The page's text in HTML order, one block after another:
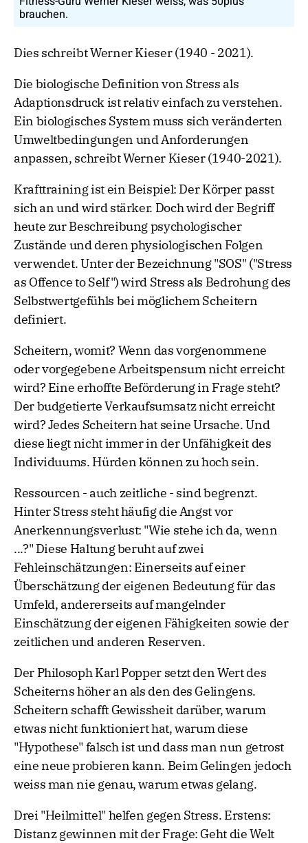
brauchen.
Dies schreibt Werner Kieser (1940 - 2021).
Die biologische Definition von Stress als
Adaptionsdruck ist relativ einfach zu verstehen.
Ein biologisches System muss sich veränderten
Umweltbedingungen und Anforderungen
anpassen, schreibt Werner Kieser (1940-2021).
Krafttraining ist ein Beispiel: Der Körper passt
sich an und wird stärker. Doch wird der Begriff
heute zur Beschreibung psychologischer
Zustände und deren physiologischen Folgen
verwendet. Unter der Bezeichnung "SOS" ("Stress
as Offence to Self") wird Stress als Bedrohung des
Selbstwertgefühls bei möglichem Scheitern
definiert.
Scheitern, womit? Wenn das vorgenommene
oder vorgegebene Arbeitspensum nicht erreicht
wird? Eine erhoffte Beförderung in Frage steht?
Der budgetierte Verkaufsumsatz nicht erreicht
wird? Jedes Scheitern hat seine Ursache. Und
diese liegt nicht immer in der Unfähigkeit des
Individuums. Hürden können zu hoch sein.
Ressourcen - auch zeitliche - sind begrenzt.
Hinter Stress steht häufig die Angst vor
Anerkennungsverlust: "Wie stehe ich da, wenn
...?" Diese Haltung beruht auf zwei
Fehleinschätzungen: Einerseits auf einer
Überschätzung der eigenen Bedeutung für das
Umfeld, andererseits auf mangelnder
Einschätzung der eigenen Fähigkeiten sowie der
zeitlichen und anderen Reserven.
Der Philosoph Karl Popper setzt den Wert des
Scheiterns höher an als den des Gelingens.
Scheitern schafft Gewissheit darüber, warum
etwas nicht funktioniert hat, warum diese
"Hypothese" falsch ist und dass man nun getrost
eine neue probieren kann. Beim Gelingen jedoch
weiss man nie genau, warum etwas gelang.
Drei "Heilmittel" helfen gegen Stress. Erstens:
Distanz gewinnen mit der Frage: Geht die Welt